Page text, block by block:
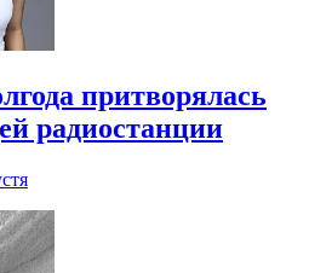
притворялась
радиостанции